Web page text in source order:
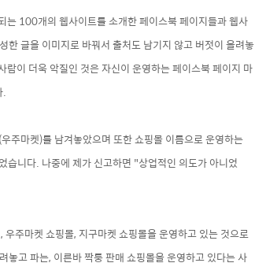
는 100개의 웹사이트를 소개한 페이스북 페이지들과 웹사
한 글을 이미지로 바꿔서 출처도 남기지 않고 버젓이 올려놓
람이 더욱 악질인 것은 자신이 운영하는 페이스북 페이지 마
.
주마켓)를 남겨놓았으며 또한 쇼핑몰 이름으로 운영하는
습니다. 나중에 제가 신고하면 "상업적인 의도가 아니었
주마켓 쇼핑몰, 지구마켓 쇼핑몰을 운영하고 있는 것으로
고 파는, 이른바 짝퉁 판매 쇼핑몰을 운영하고 있다는 사